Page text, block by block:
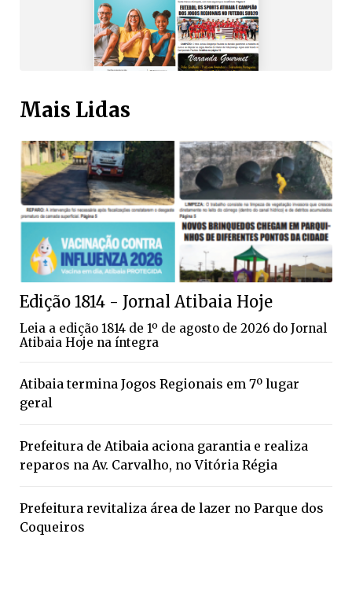
Mais Lidas
Edição 1814 - Jornal Atibaia Hoje
Leia a edição 1814 de 1º de agosto de 2026 do Jornal
Atibaia Hoje na íntegra
Atibaia termina Jogos Regionais em 7º lugar
geral
Prefeitura de Atibaia aciona garantia e realiza
reparos na Av. Carvalho, no Vitória Régia
Prefeitura revitaliza área de lazer no Parque dos
Coqueiros